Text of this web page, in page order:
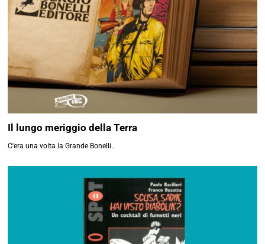
Il lungo meriggio della Terra
C'era una volta la Grande Bonelli…